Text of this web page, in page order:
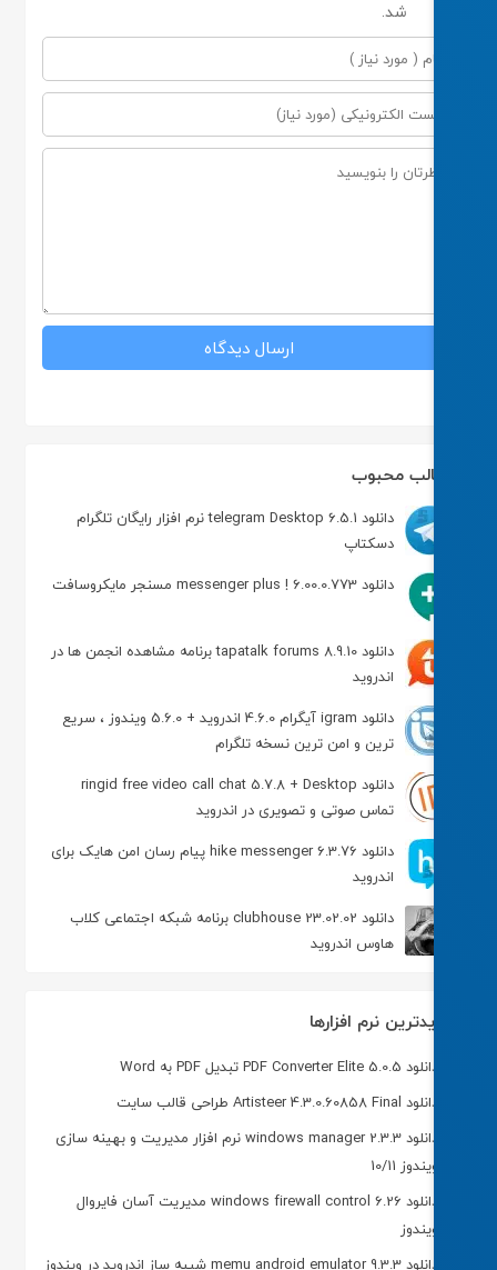
محبوب
دانلود telegram Desktop 6.5.1 نرم افزار رایگان تلگرام
دسکتاپ
دانلود messenger plus ! 6.00.0.773 مسنجر مایکروسافت
دانلود tapatalk forums 8.9.10 برنامه مشاهده انجمن ها در
اندروید
دانلود igram آیگرام 4.6.0 اندروید + 5.6.0 ویندوز ، سریع
ترین و امن ترین نسخه تلگرام
دانلود ringid free video call chat 5.7.8 + Desktop
تماس صوتی و تصویری در اندروید
دانلود hike messenger 6.3.76 پیام‌ رسان‌ امن هایک برای
اندروید
دانلود clubhouse 23.02.02 برنامه شبکه اجتماعی کلاب
هاوس اندروید
نرم افزارها
دانلود windows manager 2.3.3 نرم افزار مدیریت و بهینه سازی
دانلود windows firewall control 6.26 مدیریت آسان فایروال